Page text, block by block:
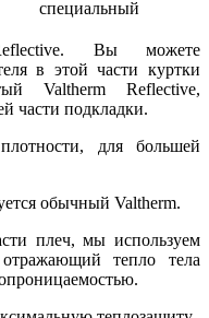
специальный
. Вы можете
в этой части куртки
Valtherm Reflective,
части подкладки.
для большей
обычный Valtherm.
плеч, мы используем
тепло тела